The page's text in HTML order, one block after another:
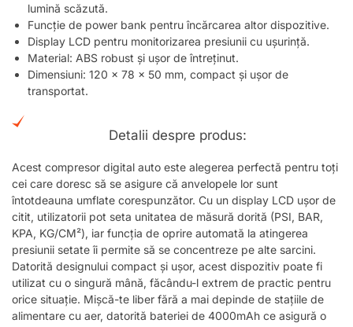
lumină scăzută.
Funcție de power bank pentru încărcarea altor dispozitive.
Display LCD pentru monitorizarea presiunii cu ușurință.
Material: ABS robust și ușor de întreținut.
Dimensiuni: 120 x 78 x 50 mm, compact și ușor de
transportat.
Detalii despre produs:
Acest compresor digital auto este alegerea perfectă pentru toți
cei care doresc să se asigure că anvelopele lor sunt
întotdeauna umflate corespunzător. Cu un display LCD ușor de
citit, utilizatorii pot seta unitatea de măsură dorită (PSI, BAR,
KPA, KG/CM²), iar funcția de oprire automată la atingerea
presiunii setate îi permite să se concentreze pe alte sarcini.
Datorită designului compact și ușor, acest dispozitiv poate fi
utilizat cu o singură mână, făcându-l extrem de practic pentru
orice situație. Mișcă-te liber fără a mai depinde de stațiile de
alimentare cu aer, datorită bateriei de 4000mAh ce asigură o